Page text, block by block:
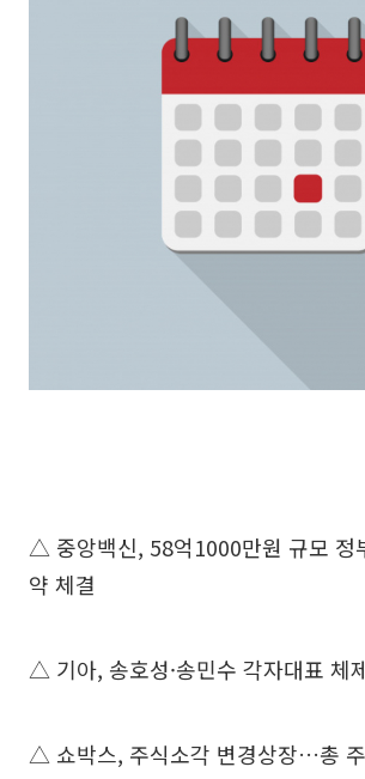
△ 중앙백신, 58억1000만원 규모 정
약 체결
△ 기아, 송호성·송민수 각자대표 체
△ 쇼박스, 주식소각 변경상장…총